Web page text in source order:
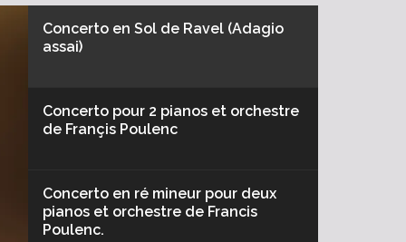
Concerto en Sol de Ravel (Adagio
assai)
Concerto pour 2 pianos et orchestre
de Françis Poulenc
Concerto en ré mineur pour deux
pianos et orchestre de Francis
Poulenc.